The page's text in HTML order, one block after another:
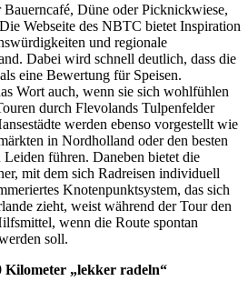
Bauerncafé, Düne oder Picknickwiese,
Webseite des NBTC bietet Inspiration
und regionale
Dabei wird schnell deutlich, dass die
eine Bewertung für Speisen.
Wort auch, wenn sie sich wohlfühlen
durch Flevolands Tulpenfelder
werden ebenso vorgestellt wie
in Nordholland oder den besten
führen. Daneben bietet die
mit dem sich Radreisen individuell
Knotenpunktsystem, das sich
zieht, weist während der Tour den
wenn die Route spontan
soll.
Kilometer „lekker radeln“